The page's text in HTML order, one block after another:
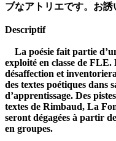
ブなアトリエです。お誘
Descriptif
La poésie fait partie
exploité en classe de FLE.
désaffection et
des textes poétiques dans
d’apprentissage. Des
textes de Rimbaud, La
seront dégagées à partir
en groupes.